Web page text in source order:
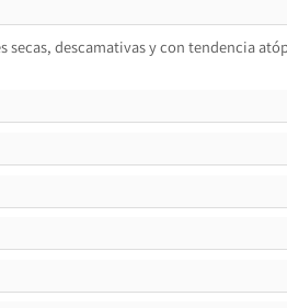
descamativas y con tendencia